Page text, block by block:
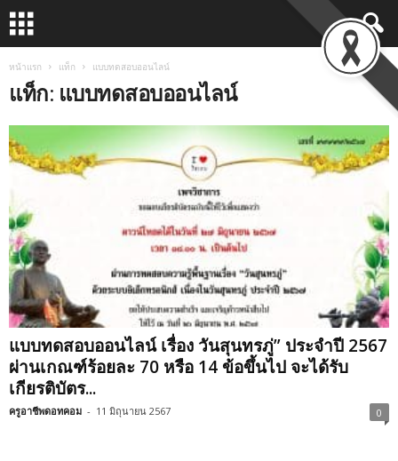
หน้าแรก แท็ก แบบทดสอบออนไลน์
แท็ก: แบบทดสอบออนไลน์
แบบทดสอบออนไลน์ เรื่อง วันสุนทรภู่” ประจำปี 2567
ผ่านเกณฑ์ร้อยละ 70 หรือ 14 ข้อขึ้นไป จะได้รับ
เกียรติบัตร...
ครูอาชีพดอทคอม - 11 มิถุนายน 2567 0